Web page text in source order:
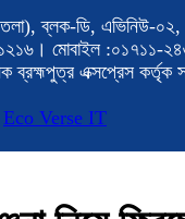
ব্লক-ডি, এভিনিউ-০২,
১২১৬। মোবাইল :০১৭১১-
এক্সপ্রেস কর্তৃক
Eco Verse IT